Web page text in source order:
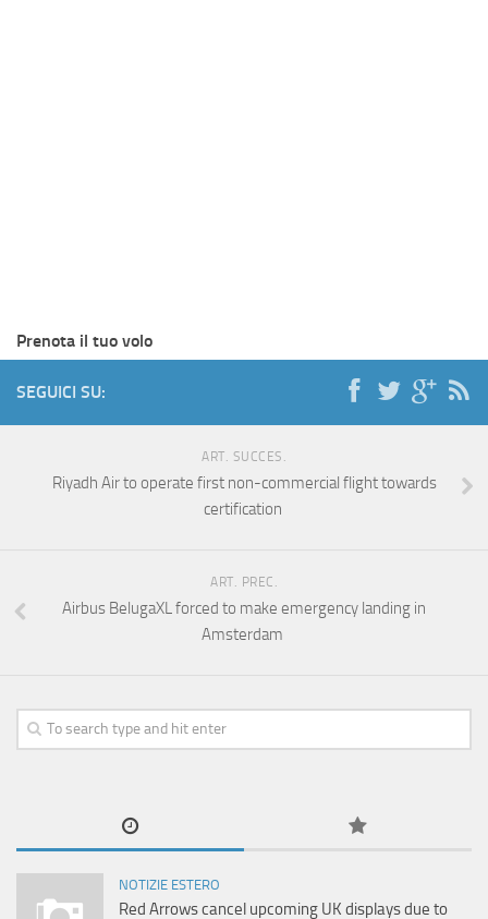
Prenota il tuo volo
SEGUICI SU:
ART. SUCCES.
Riyadh Air to operate first non-commercial flight towards
certification
ART. PREC.
Airbus BelugaXL forced to make emergency landing in
Amsterdam
NOTIZIE ESTERO
Red Arrows cancel upcoming UK displays due to